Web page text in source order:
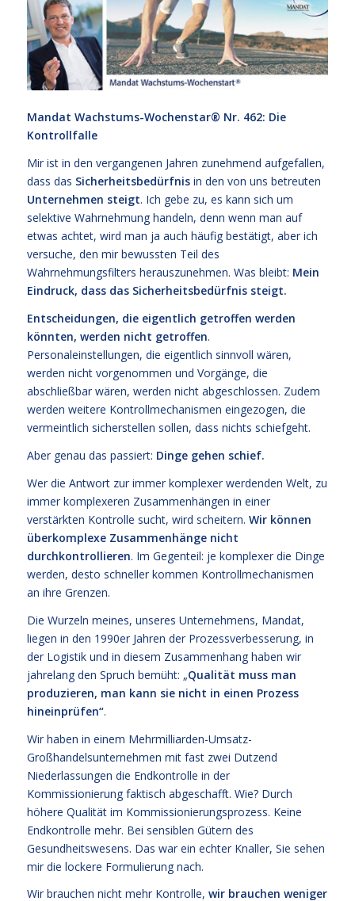
Mandat Wachstums-Wochenstar® Nr. 462: Die
Kontrollfalle
Mir ist in den vergangenen Jahren zunehmend aufgefallen,
dass das Sicherheitsbedürfnisin den von uns betreuten
Unternehmen steigt. Ich gebe zu, es kann sich um
selektive Wahrnehmung handeln, denn wenn man auf
etwas achtet, wird man ja auch häufig bestätigt, aber ich
versuche, den mir bewussten Teil des
Wahrnehmungsfilters herauszunehmen. Was bleibt: Mein
Eindruck, dass das Sicherheitsbedürfnis steigt.
Entscheidungen, die eigentlich getroffen werden
könnten, werden nicht getroffen.
Personaleinstellungen, die eigentlich sinnvoll wären,
werden nicht vorgenommen und Vorgänge, die
abschließbar wären, werden nicht abgeschlossen. Zudem
werden weitere Kontrollmechanismen eingezogen, die
vermeintlich sicherstellen sollen, dass nichts schiefgeht.
Aber genau das passiert: Dinge gehen schief.
Wer die Antwort zur immer komplexer werdenden Welt, zu
immer komplexeren Zusammenhängen in einer
verstärkten Kontrolle sucht, wird scheitern. Wir können
überkomplexe Zusammenhänge nicht
durchkontrollieren. Im Gegenteil: je komplexer die Dinge
werden, desto schneller kommen Kontrollmechanismen
an ihre Grenzen.
Die Wurzeln meines, unseres Unternehmens, Mandat,
liegen in den 1990er Jahren der Prozessverbesserung, in
der Logistik und in diesem Zusammenhang haben wir
jahrelang den Spruch bemüht: „Qualität muss man
produzieren, man kann sie nicht in einen Prozess
hineinprüfen“.
Wir haben in einem Mehrmilliarden-Umsatz-
Großhandelsunternehmen mit fast zwei Dutzend
Niederlassungen die Endkontrolle in der
Kommissionierung faktisch abgeschafft. Wie? Durch
höhere Qualität im Kommissionierungsprozess. Keine
Endkontrolle mehr. Bei sensiblen Gütern des
Gesundheitswesens. Das war ein echter Knaller, Sie sehen
mir die lockere Formulierung nach.
Wir brauchen nicht mehr Kontrolle, wir brauchen weniger